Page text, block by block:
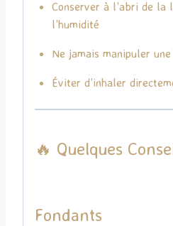
Conserver à l’abri de la
l’humidité
Ne jamais manipuler
Éviter d’inhaler
🔥 Quelques
Fondants